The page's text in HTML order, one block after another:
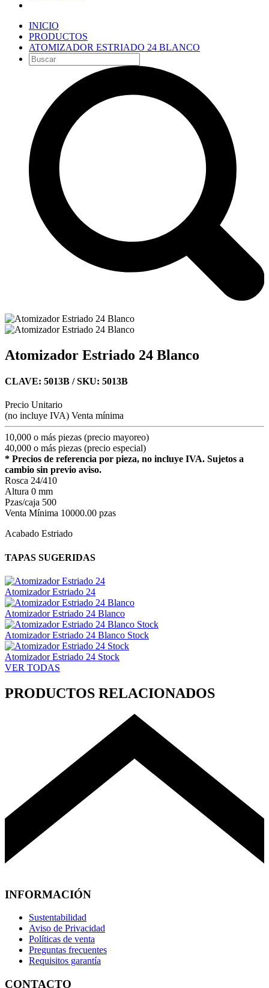
INICIO
PRODUCTOS
ATOMIZADOR ESTRIADO 24 BLANCO
Atomizador Estriado 24 Blanco
CLAVE: 5013B / SKU: 5013B
Precio Unitario
(no incluye IVA) Venta mínima
10,000 o más piezas (precio mayoreo)
40,000 o más piezas (precio especial)
* Precios de referencia por pieza, no incluye IVA. Sujetos a
cambio sin previo aviso.
Rosca 24/410
Altura 0 mm
Pzas/caja 500
Venta Mínima 10000.00 pzas
Acabado Estriado
TAPAS SUGERIDAS
Atomizador Estriado 24
Atomizador Estriado 24 Blanco
Atomizador Estriado 24 Blanco Stock
Atomizador Estriado 24 Stock
VER TODAS
PRODUCTOS RELACIONADOS
INFORMACIÓN
Sustentabilidad
Aviso de Privacidad
Políticas de venta
Preguntas frecuentes
Requisitos garantía
CONTACTO